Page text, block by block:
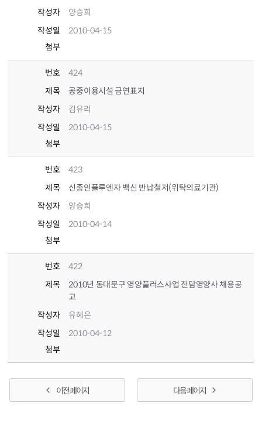
작성자
양승희
작성일
2010-04-15
첨부
번호
424
제목
공중이용시설 금연표지
작성자
김유리
작성일
2010-04-15
첨부
번호
423
제목
신종인플루엔자 백신 반납철저(위탁의료기관)
작성자
양승희
작성일
2010-04-14
첨부
번호
422
제목
2010년 동대문구 영양플러스사업 전담영양사 채용공
고
작성자
유혜은
작성일
2010-04-12
첨부
이전 페이지 다음 페이지